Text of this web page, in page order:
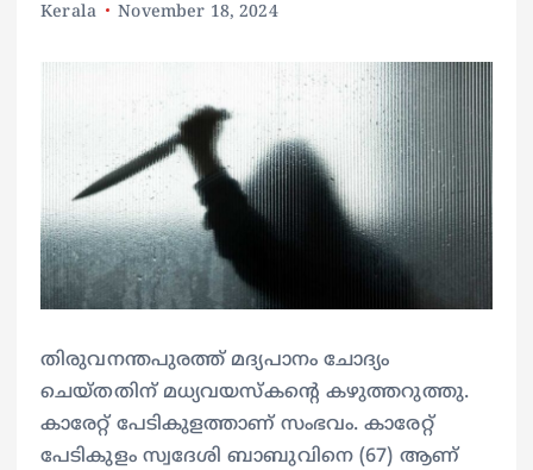
Kerala November 18, 2024
തിരുവനന്തപുരത്ത് മദ്യപാനം ചോദ്യം
ചെയ്തതിന് മധ്യവയസ്കൻ്റെ കഴുത്തറുത്തു.
കാരേറ്റ് പേടികുളത്താണ് സംഭവം. കാരേറ്റ്
പേടികുളം സ്വദേശി ബാബുവിനെ (67) ആണ്